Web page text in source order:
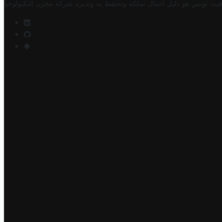
تونس هو دليل أعمال تملكه وتحتفظ به وتديره شركة مخزن التكنولوجيا